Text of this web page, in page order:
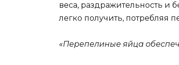
веса, раздражительность и
легко получить, потребляя
«Перепелиные яйца